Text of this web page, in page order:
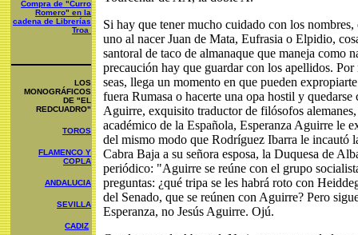
Compra de "Curro
Romero" en la
cadena de Librerías
Troa
LOS
MONOGRÁFICOS
DE "EL
REDCUADRO"
TOROS
FLAMENCO Y
COPLA
ANDALUCIA
SEVILLA
CADIZ
Si hay que tener mucho cuidado con los nombres,
uno al nacer Juan de Mata, Eufrasia o Elpidio,
santoral de taco de almanaque que maneja como
precaución hay que guardar con los apellidos.
seas, llega un momento en que pueden
fuera Rumasa o hacerte una opa hostil y quedarse
Aguirre, exquisito traductor de filósofos
académico de la Española, Esperanza Aguirre le
del mismo modo que Rodríguez Ibarra le incautó
Cabra Baja a su señora esposa, la Duquesa de
periódico: "Aguirre se reúne con el grupo
preguntas: ¿qué tripa se les habrá roto con
del Senado, que se reúnen con Aguirre? Pero
Esperanza, no Jesús Aguirre. Ojú.